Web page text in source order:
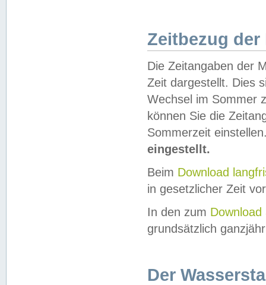
Zeitbezug der
Die Zeitangaben der
Zeit dargestellt. Dies
Wechsel im Sommer
können Sie die
Sommerzeit
eingestellt.
Beim Download
in gesetzlicher Zeit
In den zum Download
grundsätzlich
Der